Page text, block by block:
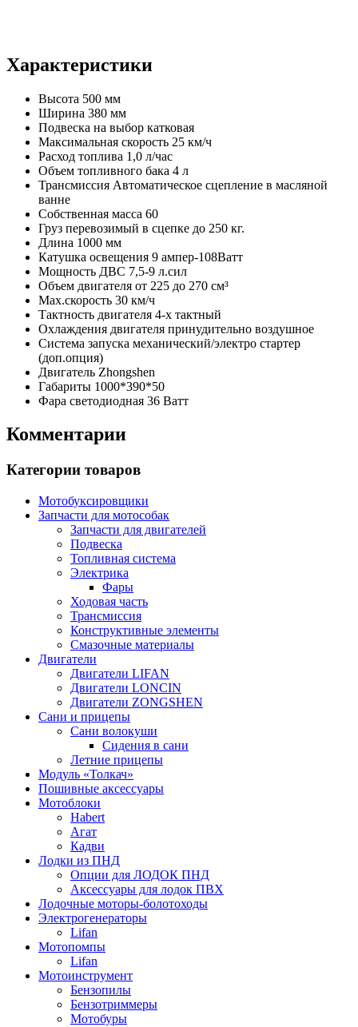
Характеристики
Высота 500 мм
Ширина 380 мм
Подвеска на выбор катковая
Максимальная скорость 25 км/ч
Расход топлива 1,0 л/час
Объем топливного бака 4 л
Трансмиссия Автоматическое сцепление в масляной
ванне
Собственная масса 60
Груз перевозимый в сцепке до 250 кг.
Длина 1000 мм
Катушка освещения 9 ампер-108Ватт
Мощность ДВС 7,5-9 л.сил
Объем двигателя от 225 до 270 см³
Мах.скорость 30 км/ч
Тактность двигателя 4-х тактный
Охлаждения двигателя принудительно воздушное
Система запуска механический/электро стартер
(доп.опция)
Двигатель Zhongshen
Габариты 1000*390*50
Фара светодиодная 36 Ватт
Комментарии
Категории товаров
Мотобуксировщики
Запчасти для мотособак
Запчасти для двигателей
Подвеска
Топливная система
Электрика
Фары
Ходовая часть
Трансмиссия
Конструктивные элементы
Смазочные материалы
Двигатели
Двигатели LIFAN
Двигатели LONCIN
Двигатели ZONGSHEN
Сани и прицепы
Сани волокуши
Сидения в сани
Летние прицепы
Модуль «Толкач»
Пошивные аксессуары
Мотоблоки
Habert
Агат
Кадви
Лодки из ПНД
Опции для ЛОДОК ПНД
Аксессуары для лодок ПВХ
Лодочные моторы-болотоходы
Электрогенераторы
Lifan
Мотопомпы
Lifan
Мотоинструмент
Бензопилы
Бензотриммеры
Мотобуры